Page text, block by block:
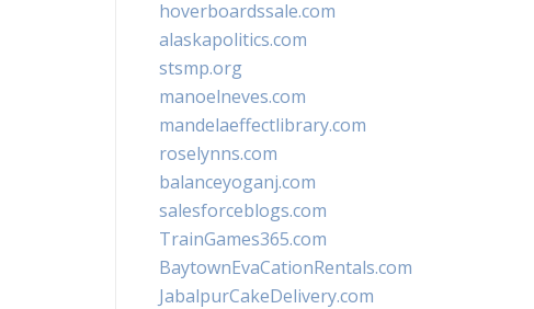
hoverboardssale.com
alaskapolitics.com
stsmp.org
manoelneves.com
mandelaeffectlibrary.com
roselynns.com
balanceyoganj.com
salesforceblogs.com
TrainGames365.com
BaytownEvaCationRentals.com
JabalpurCakeDelivery.com